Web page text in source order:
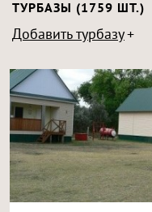
ТУРБАЗЫ (1759 ШТ.)
Добавить турбазу